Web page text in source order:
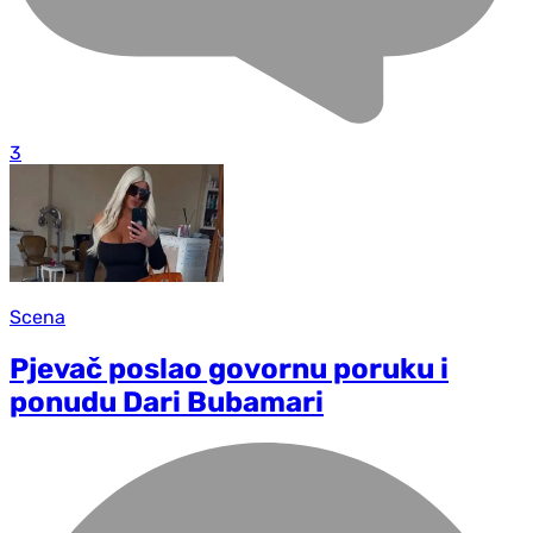
3
Scena
Pjevač poslao govornu poruku i
ponudu Dari Bubamari